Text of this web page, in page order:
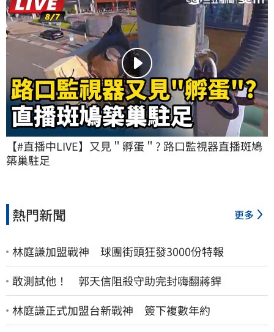
【#直播中LIVE】又見＂孵蛋＂? 路口監視器直播斑鳩
築巢駐足
熱門新聞 更多
林庭謙加盟戰神 球團街頭狂發3000份特報
敢測試他！ 郭天信阻殺守助完封嗨翻蔣銲
林庭謙正式加盟台新戰神 簽下複數年約